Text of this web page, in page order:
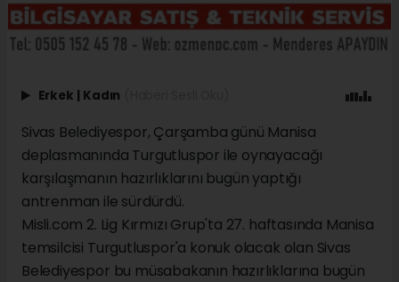
Erkek | Kadın
Sivas Belediyespor, Çarşamba günü Manisa
deplasmanında Turgutluspor ile oynayacağı
karşılaşmanın hazırlıklarını bugün yaptığı
antrenman ile sürdürdü.
Misli.com 2. Lig Kırmızı Grup'ta 27. haftasında Manisa
temsilcisi Turgutluspor'a konuk olacak olan Sivas
Belediyespor bu müsabakanın hazırlıklarına bugün